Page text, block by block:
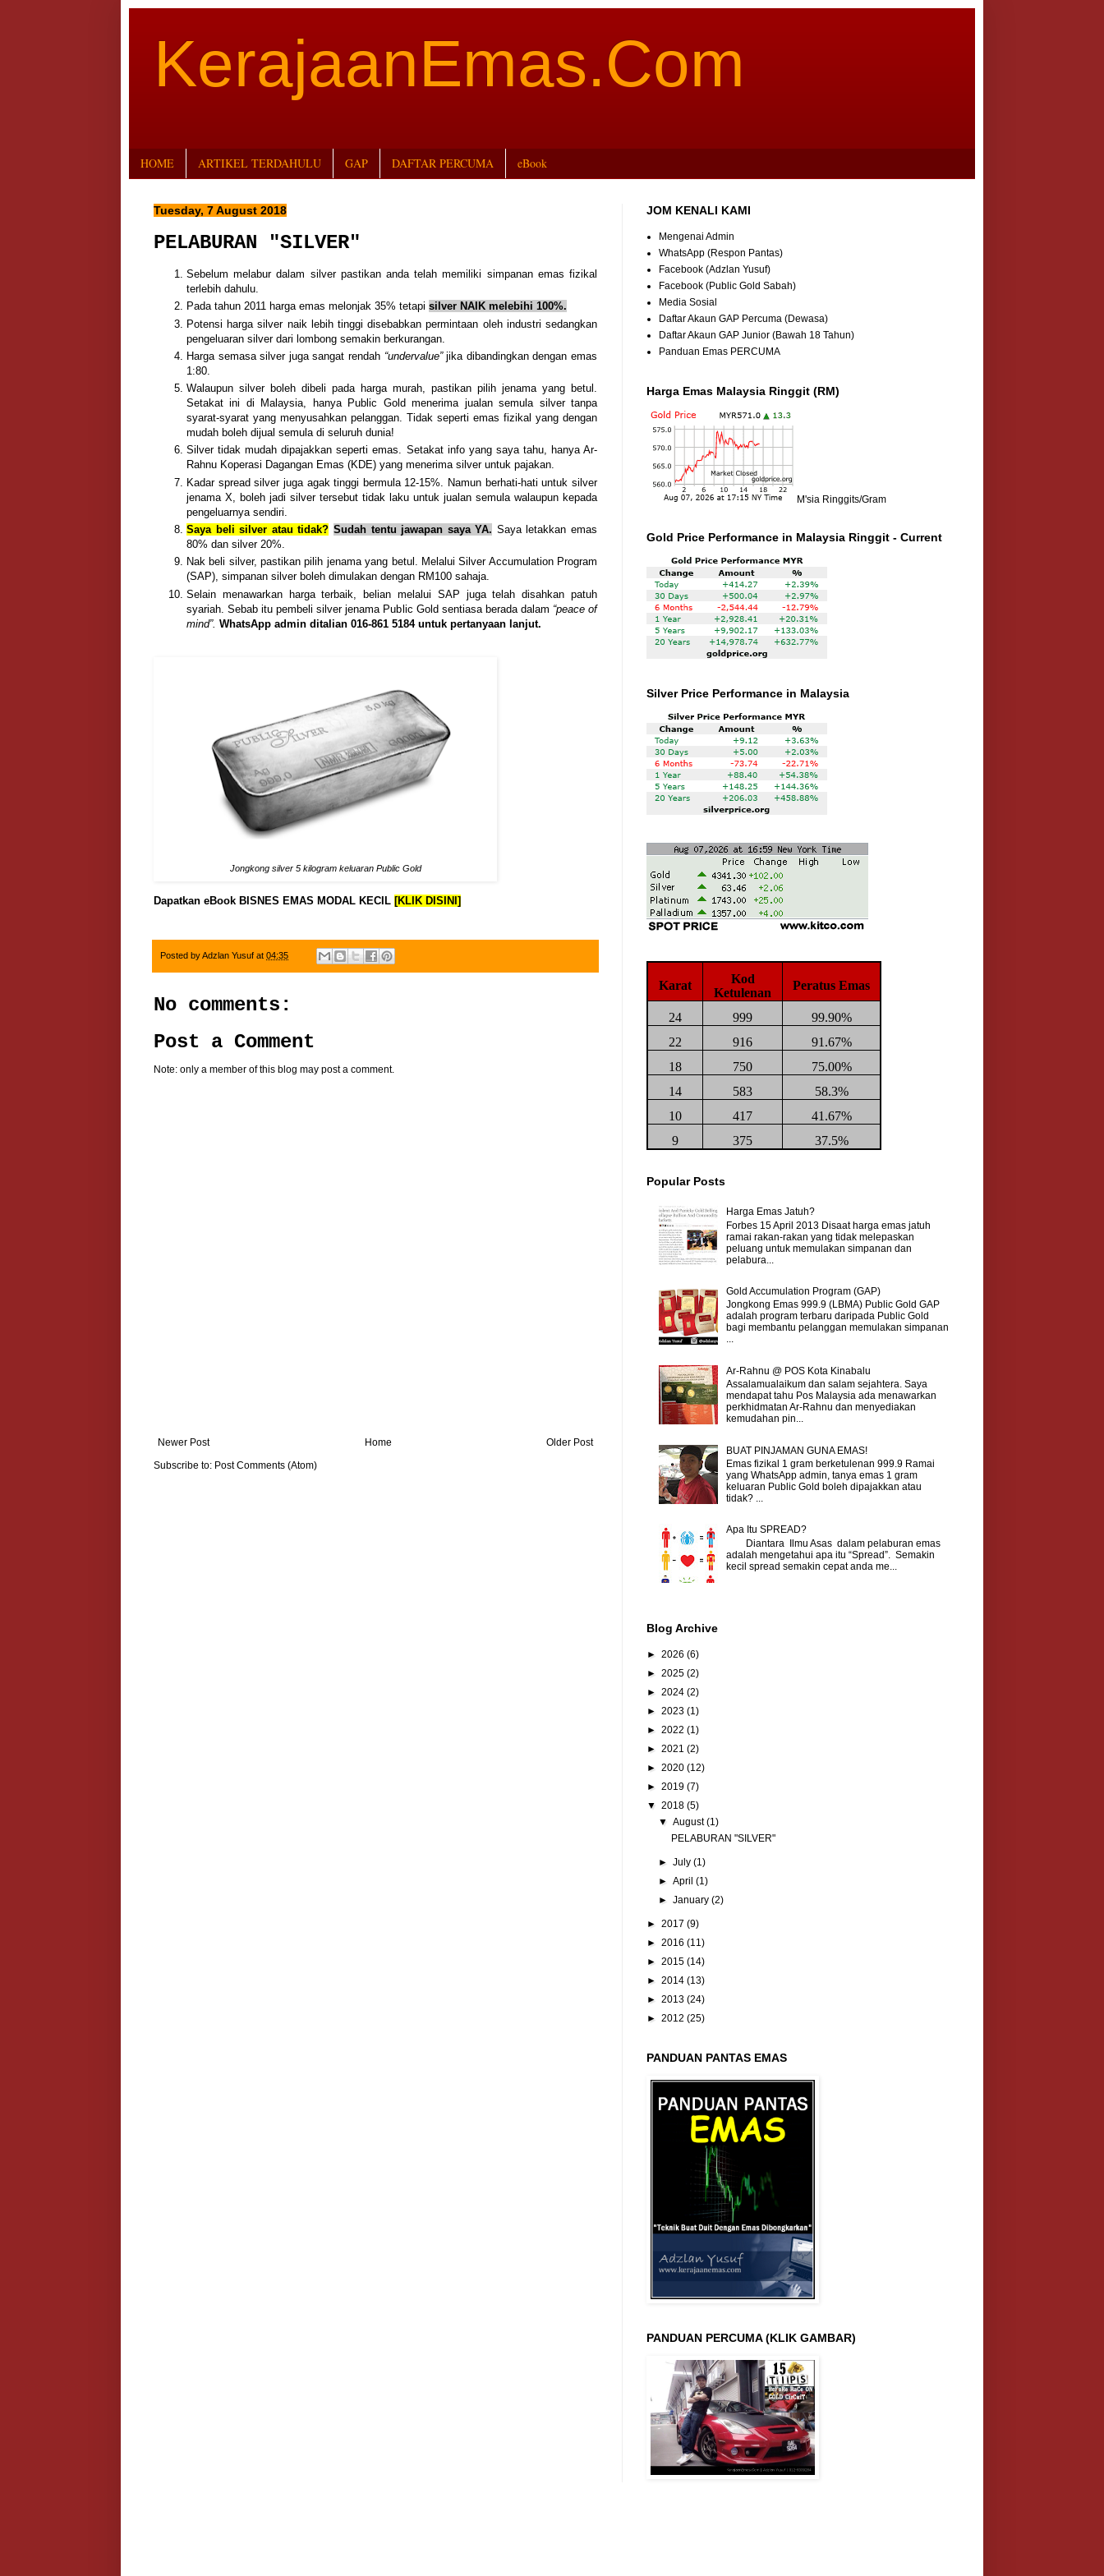
KerajaanEmas.Com
HOME ARTIKEL TERDAHULU GAP DAFTAR PERCUMA eBook
Tuesday, 7 August 2018
PELABURAN "SILVER"
Sebelum melabur dalam silver pastikan anda telah memiliki simpanan emas fizikal
terlebih dahulu.
Pada tahun 2011 harga emas melonjak 35% tetapi silver NAIK melebihi 100%.
Potensi harga silver naik lebih tinggi disebabkan permintaan oleh industri sedangkan
pengeluaran silver dari lombong semakin berkurangan.
Harga semasa silver juga sangat rendah “undervalue”jika dibandingkan dengan emas
1:80.
Walaupun silver boleh dibeli pada harga murah, pastikan pilih jenama yang betul.
Setakat ini di Malaysia, hanya Public Gold menerima jualan semula silver tanpa
syarat-syarat yang menyusahkan pelanggan. Tidak seperti emas fizikal yang dengan
mudah boleh dijual semula di seluruh dunia!
Silver tidak mudah dipajakkan seperti emas. Setakat info yang saya tahu, hanya Ar-
Rahnu Koperasi Dagangan Emas (KDE) yang menerima silver untuk pajakan.
Kadar spread silver juga agak tinggi bermula 12-15%. Namun berhati-hati untuk silver
jenama X, boleh jadi silver tersebut tidak laku untuk jualan semula walaupun kepada
pengeluarnya sendiri.
Saya beli silver atau tidak? Sudah tentu jawapan saya YA. Saya letakkan emas
80% dan silver 20%.
Nak beli silver, pastikan pilih jenama yang betul. Melalui Silver Accumulation Program
(SAP), simpanan silver boleh dimulakan dengan RM100 sahaja.
Selain menawarkan harga terbaik, belian melalui SAP juga telah disahkan patuh
syariah. Sebab itu pembeli silver jenama Public Gold sentiasa berada dalam “peace of
mind”. WhatsApp admin ditalian 016-861 5184 untuk pertanyaan lanjut.
Jongkong silver 5 kilogram keluaran Public Gold
Dapatkan eBook BISNES EMAS MODAL KECIL [KLIK DISINI]
Posted byAdzlan Yusuf at 04:35
No comments:
Post a Comment
Note: only a member of this blog may post a comment.
Newer Post Older Post
Home
Subscribe to: Post Comments (Atom)
JOM KENALI KAMI
Mengenai Admin
WhatsApp (Respon Pantas)
Facebook (Adzlan Yusuf)
Facebook (Public Gold Sabah)
Media Sosial
Daftar Akaun GAP Percuma (Dewasa)
Daftar Akaun GAP Junior (Bawah 18 Tahun)
Panduan Emas PERCUMA
Harga Emas Malaysia Ringgit (RM)
M'sia Ringgits/Gram
Gold Price Performance in Malaysia Ringgit - Current
Silver Price Performance in Malaysia
Karat
Kod
Ketulenan
Peratus Emas
24 999
99.90%
22
916
91.67%
18
750
75.00%
14
583
58.3%
10
417
41.67%
9
375 37.5%
Popular Posts
Harga Emas Jatuh?
Forbes 15 April 2013 Disaat harga emas jatuh
ramai rakan-rakan yang tidak melepaskan
peluang untuk memulakan simpanan dan
pelabura...
Gold Accumulation Program (GAP)
Jongkong Emas 999.9 (LBMA) Public Gold GAP
adalah program terbaru daripada Public Gold
bagi membantu pelanggan memulakan simpanan
...
Ar-Rahnu @ POS Kota Kinabalu
Assalamualaikum dan salam sejahtera. Saya
mendapat tahu Pos Malaysia ada menawarkan
perkhidmatan Ar-Rahnu dan menyediakan
kemudahan pin...
BUAT PINJAMAN GUNA EMAS!
Emas fizikal 1 gram berketulenan 999.9 Ramai
yang WhatsApp admin, tanya emas 1 gram
keluaran Public Gold boleh dipajakkan atau
tidak? ...
Apa Itu SPREAD?
Diantara Ilmu Asas dalam pelaburan emas
adalah mengetahui apa itu “Spread”. Semakin
kecil spread semakin cepat anda me...
Blog Archive
► 2026 (6)
► 2025 (2)
► 2024 (2)
► 2023 (1)
► 2022 (1)
► 2021 (2)
► 2020 (12)
► 2019 (7)
▼ 2018 (5)
▼August(1)
PELABURAN "SILVER"
►July(1)
►April(1)
►January(2)
► 2017 (9)
► 2016 (11)
► 2015 (14)
► 2014 (13)
► 2013 (24)
► 2012 (25)
PANDUAN PANTAS EMAS
PANDUAN PERCUMA (KLIK GAMBAR)